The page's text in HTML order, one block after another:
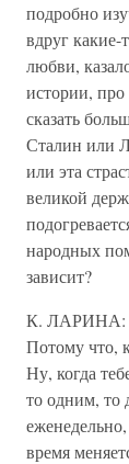
подробно
вдруг какие-
любви,
истории,
сказать
Сталин или
или эта
великой
народных
зависит?
К. ЛАРИНА: Я
Потому что,
Ну, когда
то одним, то
время